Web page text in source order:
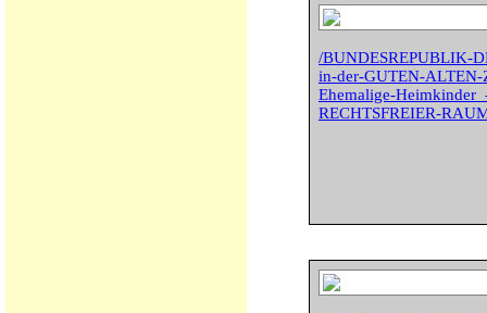
/BUNDESREPUBLIK-
in-der-GUTEN-ALTEN-
Ehemalige-
RECHTSFREIER-